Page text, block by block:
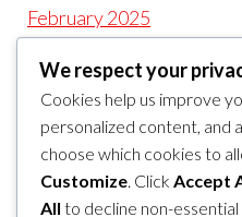
February 2025
January 2025
December 2024
November 2024
CATEGORIES
We respect your
Cookies help us improve
personalized content, and
choose which cookies to
Customize. Click Accept
All to decline non-essential